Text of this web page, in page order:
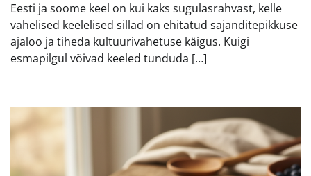
Eesti ja soome keel on kui kaks sugulasrahvast, kelle
vahelised keelelised sillad on ehitatud sajanditepikkuse
ajaloo ja tiheda kultuurivahetuse käigus. Kuigi
esmapilgul võivad keeled tunduda […]